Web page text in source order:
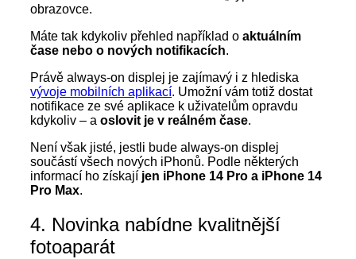
obrazovce.
Máte tak kdykoliv přehled například o aktuálním
čase nebo o nových notifikacích.
Právě always-on displej je zajímavý i z hlediska
vývoje mobilních aplikací. Umožní vám totiž dostat
notifikace ze své aplikace k uživatelům opravdu
kdykoliv – a oslovit je v reálném čase.
Není však jisté, jestli bude always-on displej
součástí všech nových iPhonů. Podle některých
informací ho získají jen iPhone 14 Pro a iPhone 14
Pro Max.
4. Novinka nabídne kvalitnější
fotoaparát